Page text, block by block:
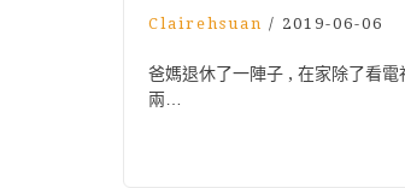
Clairehsuan / 2019-06-06
爸媽退休了一陣子 , 在家除了看
兩…